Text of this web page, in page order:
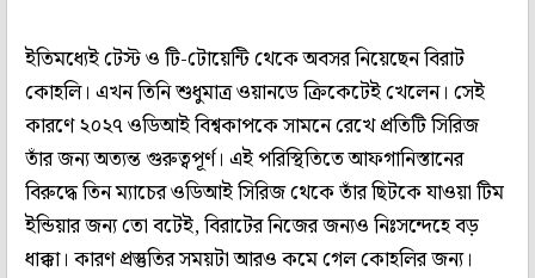
ইতিমধ্যেই টেস্ট ও টি-টোয়েন্টি থেকে অবসর নিয়েছেন বিরাট
কোহলি। এখন তিনি শুধুমাত্র ওয়ানডে ক্রিকেটেই খেলেন। সেই
কারণে ২০২৭ ওডিআই বিশ্বকাপকে সামনে রেখে প্রতিটি সিরিজ
তাঁর জন্য অত্যন্ত গুরুত্বপূর্ণ। এই পরিস্থিতিতে আফগানিস্তানের
বিরুদ্ধে তিন ম্যাচের ওডিআই সিরিজ থেকে তাঁর ছিটকে যাওয়া টিম
ইন্ডিয়ার জন্য তো বটেই, বিরাটের নিজের জন্যও নিঃসন্দেহে বড়
ধাক্কা। কারণ প্রস্তুতির সময়টা আরও কমে গেল কোহলির জন্য।